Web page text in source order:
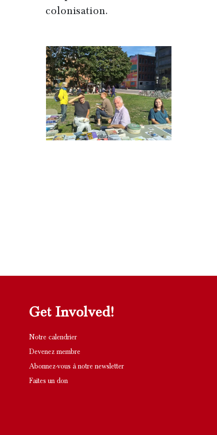
colonisation.
Get Involved!
Notre calendrier
Devenez membre
Abonnez-vous à notre newsletter
Faites un don